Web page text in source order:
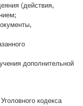
(действия,
дополнительной
кодекса